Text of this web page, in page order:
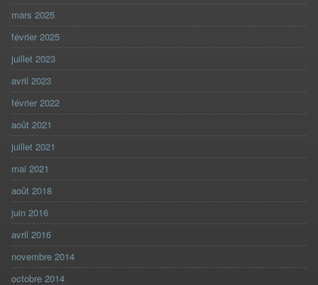
mars 2025
février 2025
juillet 2023
avril 2023
février 2022
août 2021
juillet 2021
mai 2021
août 2018
juin 2016
avril 2016
novembre 2014
octobre 2014